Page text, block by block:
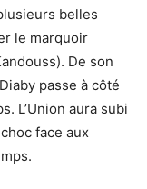
belles
le marquoir
De son
passe à côté
L’Union aura subi
face aux